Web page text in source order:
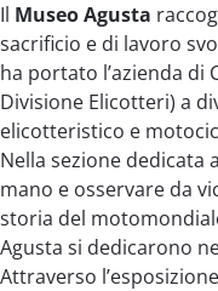
Il Museo Agusta
sacrificio e di lavoro
ha portato l’azienda di
Divisione Elicotteri) a
elicotteristico e
Nella sezione dedicata
mano e osservare da
storia del
Agusta si dedicarono
Attraverso